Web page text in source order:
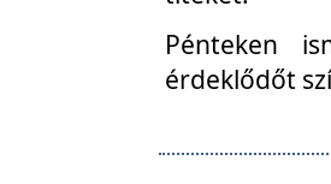
Pénteken
érdeklődőt